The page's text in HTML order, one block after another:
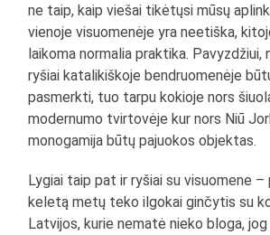
ne taip, kaip viešai tikėtųsi mūsų
vienoje visuomenėje yra neetiška,
laikoma normalia praktika. Pavyzdžiui,
ryšiai katalikiškoje bendruomenėje
pasmerkti, tuo tarpu kokioje nors
modernumo tvirtovėje kur nors Niū
monogamija būtų pajuokos objektas.
Lygiai taip pat ir ryšiai su visuomene –
keletą metų teko ilgokai ginčytis su
Latvijos, kurie nematė nieko bloga,